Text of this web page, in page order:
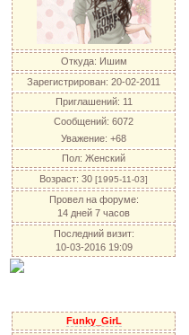
Откуда: Ишим
Зарегистрирован: 20-02-2011
Приглашений: 11
Сообщений: 6072
Уважение: +68
Пол: Женский
Возраст: 30 [1995-11-03]
Провел на форуме:
14 дней 7 часов
Последний визит:
10-03-2016 19:09
Funky_GirL